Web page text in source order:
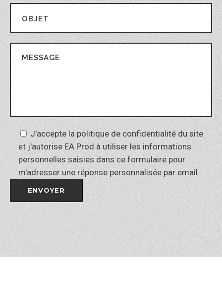
J'accepte la politique de confidentialité du site
et j'autorise EA Prod à utiliser les informations
personnelles saisies dans ce formulaire pour
m'adresser une réponse personnalisée par email.